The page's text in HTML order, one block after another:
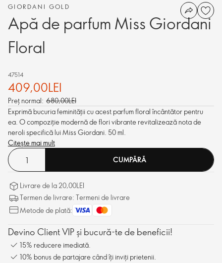
GIORDANI GOLD
Apă de parfum Miss Giordani
Floral
47514
409,00LEI
Preț normal: 680,00LEI
Exprimă bucuria feminității cu acest parfum floral încântător pentru
ea. O compoziție modernă de flori vibrante revitalizează nota de
neroli specifică lui Miss Giordani. 50 ml.
Citește mai mult
CUMPĂRĂ
Livrare de la 20,00LEI
Termen de livrare: Termeni de livrare
Metode de plată:
Devino Client VIP și bucură-te de beneficii!
15% reducere imediată.
10% bonus de partajare când îți inviți prietenii.